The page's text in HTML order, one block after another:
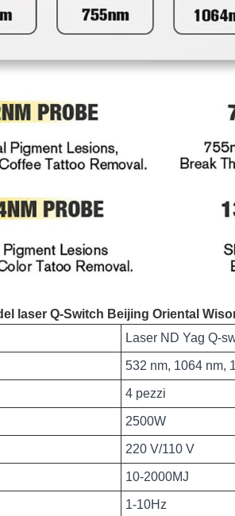
laser Q-Switch Beijing Oriental
Laser ND Yag Q-
532 nm, 1064 nm,
4 pezzi
2500W
220 V/110 V
10-2000MJ
1-10Hz